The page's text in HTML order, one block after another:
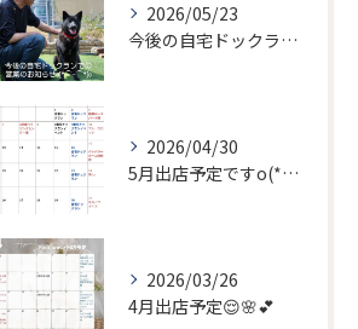
2026/05/23
今後の自宅ドックランでの営業のお知らせ
2026/04/30
5月出店予定ですo(*⌒―⌒*)o
2026/03/26
4月出店予定😌🌸💕